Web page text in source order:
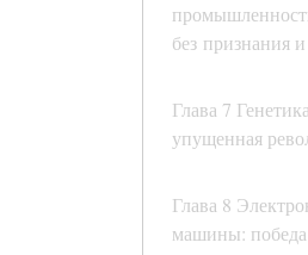
без признания
Глава 7
упущенная
Глава 8
машины: